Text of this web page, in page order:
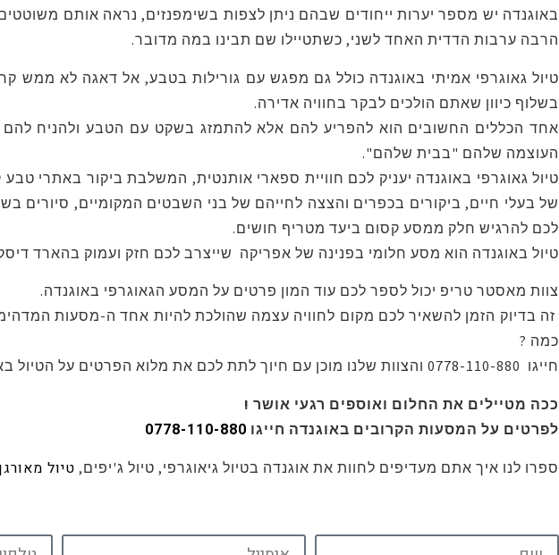
באוגנדה יש מספר יערות ייחודים שבהם ניתן לצפות בשימפנזים, נראה אותם
הרבה ערבות הדדית האחד לשני, כשתטיילו שם תבינו במה מדובר.
טיול גאוגרפי אמיתי באוגנדה כולל גם מפגש עם גורילות בטבע, אל דאגה לא ממש
בשלוף כיוון שאתם הולכים לבקר בחוויה אדירה.
אחד הכללים החשובים הוא להפריע להם אלא להתמזג בשקט עם הטבע ולהניח
העוצמה שלהם "בבית שלהם".
טיול גאוגרפי באוגנדה יעניק לכם חוויית ספארי אותנטית, המשלבת ביקור באתרי
של בעלי חיים, ביקורים בכפרים והצצה לחייהם של בני השבטים המקומיים, סיורים
לכם להרגיש חלק ממסע קסום ביעד מטריף חושים.
טיול באוגנדה הוא מסע חלומי בפנינה של אפריקה שייצרב לכם חזק ועמוק בהארד
צוות מאסטר טריפ יכול לספר לכם עוד המון פרטים על המסע הגאוגרפי באוגנדה.
זה בדיוק הזמן להשאיר לכם מקום לחוויה עצמה שהולכת להיות אחד ה-מסעות
כמה ?
חייגו 0778-110-880 והצוות שלנו מוכן עם חיוך לתת לכם את מלוא הפרטים על הטיול באוגנדה .
ככה מטיילים את החלום ואוספים רגעי אושר !
לפרטים על המסעות הקרובים באוגנדה חייגו 0778-110-880
ספרו לנו איך אתם מעדיפים לחוות את אוגנדה בטיול גיאוגרפי, טיול ג'יפים, טיול